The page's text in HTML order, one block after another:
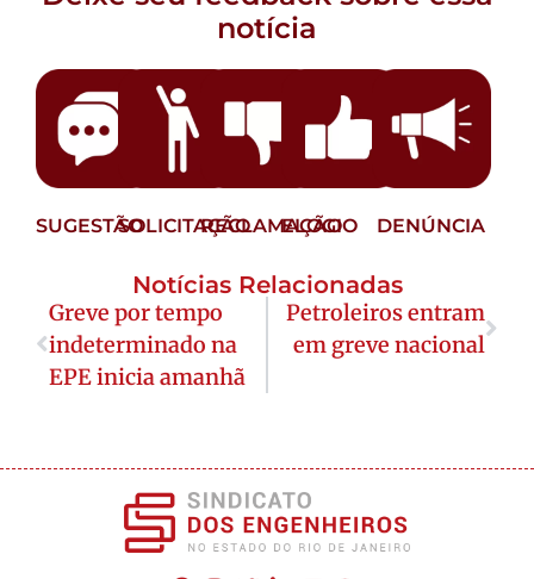
notícia
SUGESTÃOSOLICITAÇÃORECLAMAÇÃO
ELOGIO DENÚNCIA
Notícias Relacionadas
Greve por tempo
indeterminado na
EPE inicia amanhã
Petroleiros entram
em greve nacional